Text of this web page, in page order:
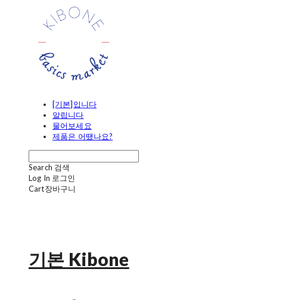
[기본]입니다
알립니다
물어보세요
제품은 어땠나요?
Search 검색
Log In 로그인
Cart장바구니
기본 Kibone